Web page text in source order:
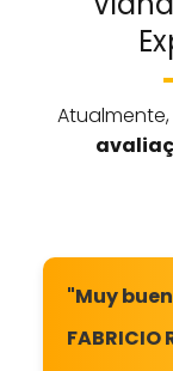
"Muy
FABRICIO